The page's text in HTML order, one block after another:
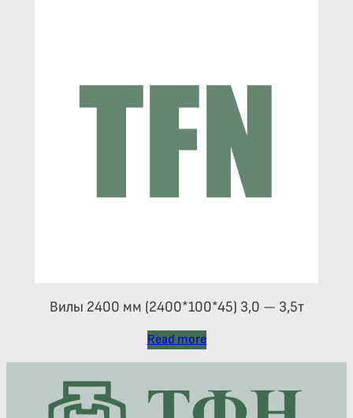
Вилы 2400 мм (2400*100*45) 3,0 — 3,5т
Read more